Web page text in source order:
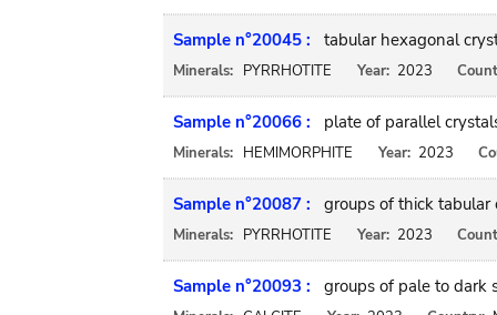
Sample n°20045 : tabular hexagonal
Minerals: PYRRHOTITE Year: 2023
Sample n°20066 : plate of parallel
Minerals: HEMIMORPHITE Year: 2023
Sample n°20087 : groups of thick tabular
Minerals: PYRRHOTITE Year: 2023
Sample n°20093 : groups of pale to dark